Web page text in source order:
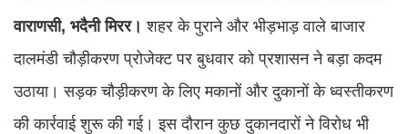
वाराणसी, भदैनी मिरर। शहर के पुराने और भीड़भाड़ वाले बाजार
दालमंडी चौड़ीकरण प्रोजेक्ट पर बुधवार को प्रशासन ने बड़ा कदम
उठाया। सड़क चौड़ीकरण के लिए मकानों और दुकानों के ध्वस्तीकरण
की कार्रवाई शुरू की गई। इस दौरान कुछ दुकानदारों ने विरोध भी